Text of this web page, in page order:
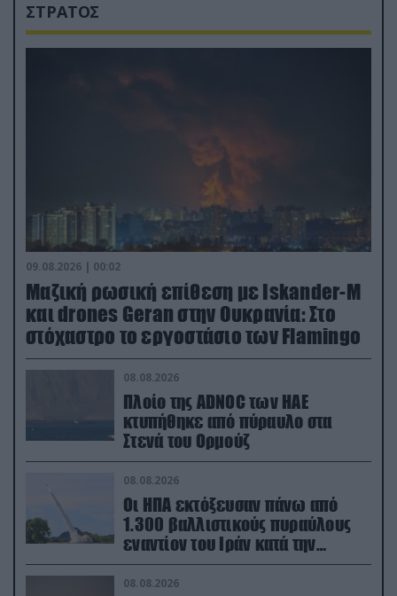
ΣΤΡΑΤΟΣ
09.08.2026 | 00:02
Μαζική ρωσική επίθεση με Iskander-M
και drones Geran στην Ουκρανία: Στο
στόχαστρο το εργοστάσιο των Flamingo
08.08.2026
Πλοίο της ADNOC των ΗΑΕ
κτυπήθηκε από πύραυλο στα
Στενά του Ορμούζ
08.08.2026
Οι ΗΠΑ εκτόξευσαν πάνω από
1.300 βαλλιστικούς πυραύλους
εναντίον του Ιράν κατά την
διάρκεια του πολέμου
08.08.2026